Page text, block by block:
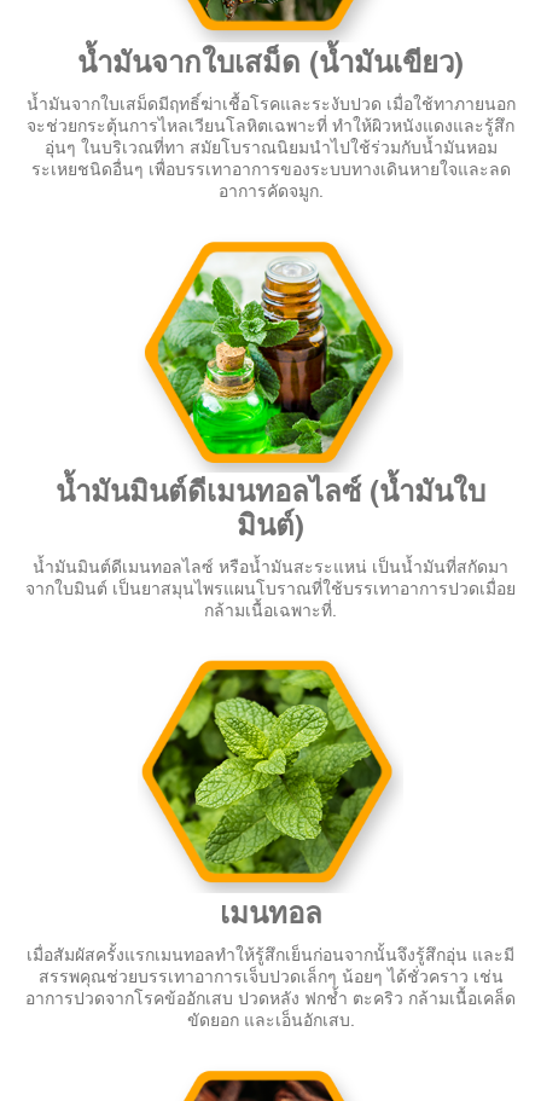
น้ำมันจากใบเสม็ด (น้ำมันเขียว)
น้ำมันจากใบเสม็ดมีฤทธิ์ฆ่าเชื้อโรคและระงับปวด เมื่อใช้ทาภายนอก
จะช่วยกระตุ้นการไหลเวียนโลหิตเฉพาะที่ ทำให้ผิวหนังแดงและรู้สึก
อุ่นๆ ในบริเวณที่ทา สมัยโบราณนิยมนำไปใช้ร่วมกับน้ำมันหอม
ระเหยชนิดอื่นๆ เพื่อบรรเทาอาการของระบบทางเดินหายใจและลด
อาการคัดจมูก.
น้ำมันมินต์ดีเมนทอลไลซ์ (น้ำมันใบ
มินต์)
น้ำมันมินต์ดีเมนทอลไลซ์ หรือน้ำมันสะระแหน่ เป็นน้ำมันที่สกัดมา
จากใบมินต์ เป็นยาสมุนไพรแผนโบราณที่ใช้บรรเทาอาการปวดเมื่อย
กล้ามเนื้อเฉพาะที่.
เมนทอล
เมื่อสัมผัสครั้งแรกเมนทอลทำให้รู้สึกเย็นก่อนจากนั้นจึงรู้สึกอุ่น และมี
สรรพคุณช่วยบรรเทาอาการเจ็บปวดเล็กๆ น้อยๆ ได้ชั่วคราว เช่น
อาการปวดจากโรคข้ออักเสบ ปวดหลัง ฟกช้ำ ตะคริว กล้ามเนื้อเคล็ด
ขัดยอก และเอ็นอักเสบ.